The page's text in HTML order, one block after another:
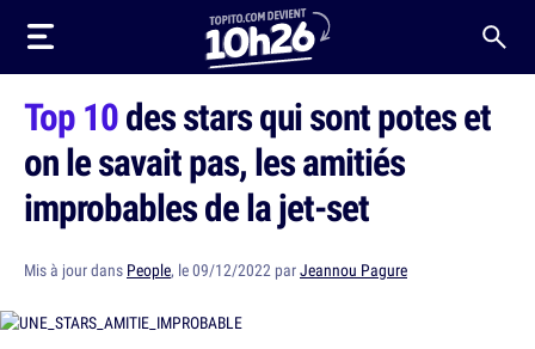
Top 10des stars qui sont potes et
on le savait pas, les amitiés
improbables de la jet-set
Mis à jour dans People, le 09/12/2022 parJeannou Pagure